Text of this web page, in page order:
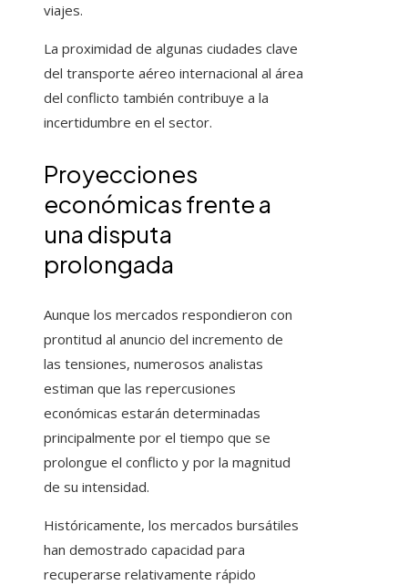
viajes.
La proximidad de algunas ciudades clave
del transporte aéreo internacional al área
del conflicto también contribuye a la
incertidumbre en el sector.
Proyecciones
económicas frente a
una disputa
prolongada
Aunque los mercados respondieron con
prontitud al anuncio del incremento de
las tensiones, numerosos analistas
estiman que las repercusiones
económicas estarán determinadas
principalmente por el tiempo que se
prolongue el conflicto y por la magnitud
de su intensidad.
Históricamente, los mercados bursátiles
han demostrado capacidad para
recuperarse relativamente rápido